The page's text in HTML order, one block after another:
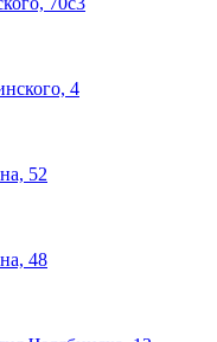
4
52
48